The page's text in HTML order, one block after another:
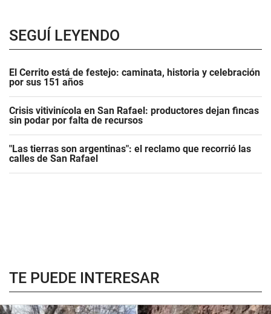
SEGUÍ LEYENDO
El Cerrito está de festejo: caminata, historia y celebración
por sus 151 años
Crisis vitivinícola en San Rafael: productores dejan fincas
sin podar por falta de recursos
"Las tierras son argentinas": el reclamo que recorrió las
calles de San Rafael
TE PUEDE INTERESAR